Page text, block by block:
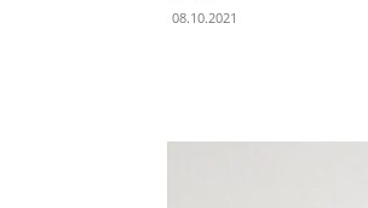
08.10.2021